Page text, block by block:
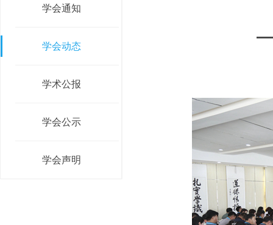
学会通知
学会动态
学术公报
学会公示
学会声明